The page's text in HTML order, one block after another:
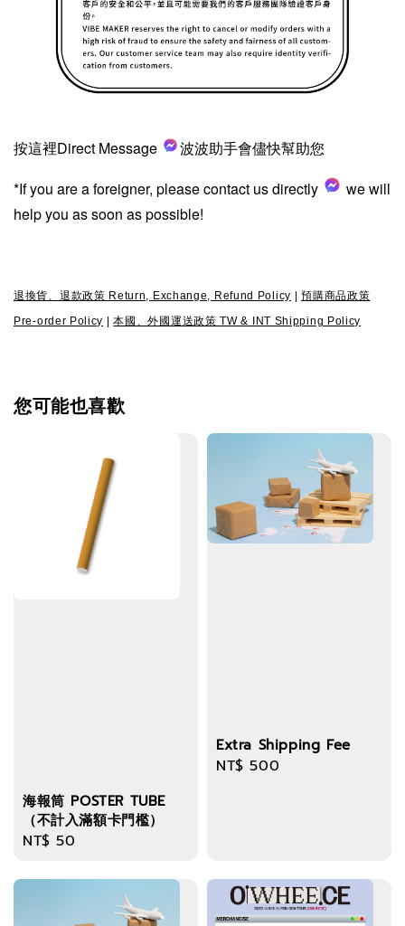
按這裡Direct Message
波波助手會儘快幫助您
*If you are a foreigner, please contact us directly
we will
help you as soon as possible!
退換貨、退款政策 Return, Exchange, Refund Policy |預購商品政策
Pre-order Policy |本國、外國運送政策 TW & INT Shipping Policy
您可能也喜歡
海報筒 POSTER TUBE
（不計入滿額卡門檻）
Regular
NT$ 50
Extra Shipping Fee
Regular
NT$ 500